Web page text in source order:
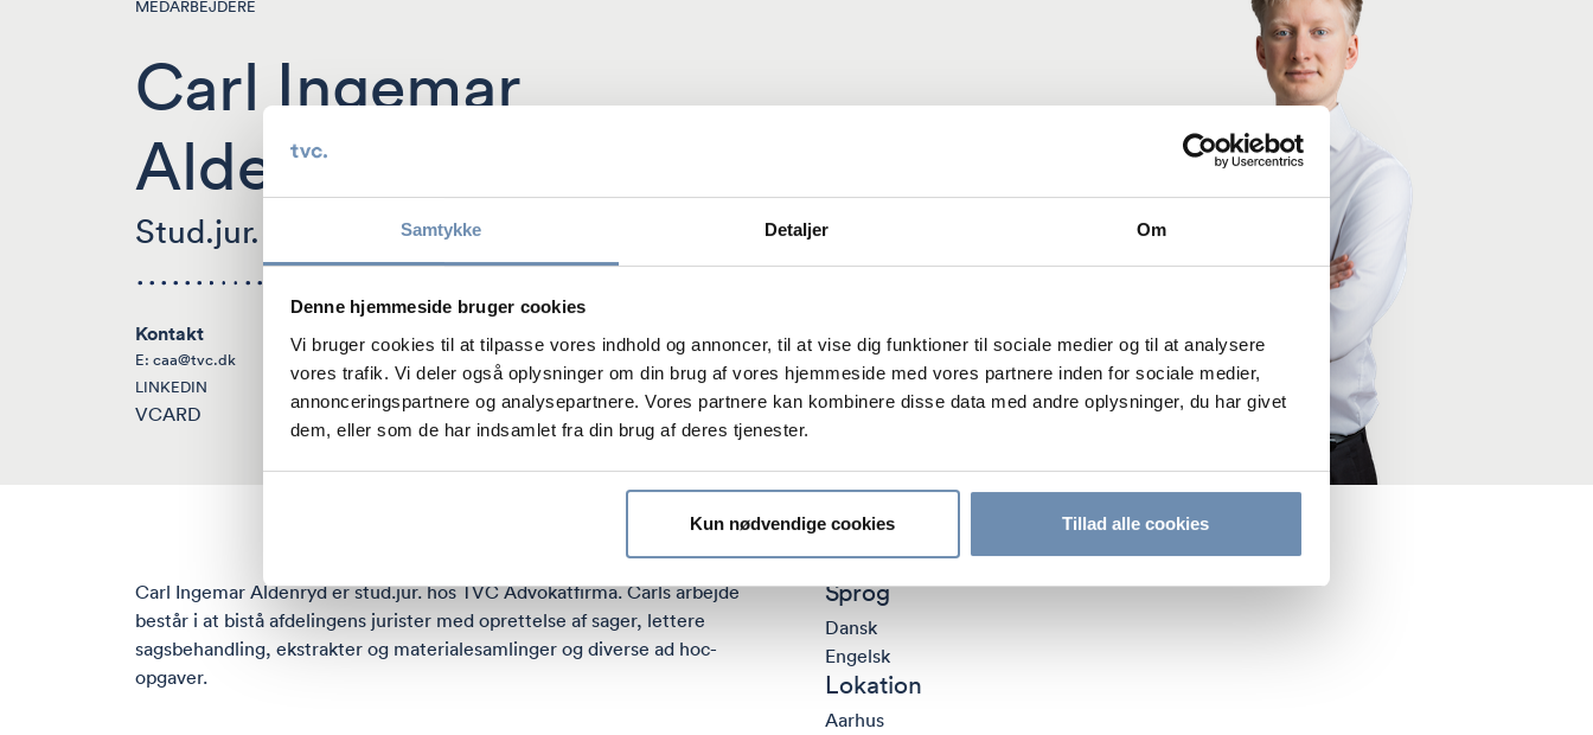
Samtykke Detaljer Om
Denne hjemmeside bruger cookies
Vi bruger cookies til at tilpasse vores indhold og annoncer, til at vise dig funktioner til sociale medier og til at analysere
vores trafik. Vi deler også oplysninger om din brug af vores hjemmeside med vores partnere inden for sociale medier,
annonceringspartnere og analysepartnere. Vores partnere kan kombinere disse data med andre oplysninger, du har givet
dem, eller som de har indsamlet fra din brug af deres tjenester.
Kun nødvendige cookies Tillad alle cookies
MEDARBEJDERE
Carl Ingemar
Aldenryd
Stud.jur.
Kontakt
E: caa@tvc.dk
LINKEDIN
VCARD
Carl Ingemar Aldenryd er stud.jur. hos TVC Advokatfirma. Carls arbejde
består i at bistå afdelingens jurister med oprettelse af sager, lettere
sagsbehandling, ekstrakter og materialesamlinger og diverse ad hoc-
opgaver.
Sprog
Dansk
Engelsk
Lokation
Aarhus